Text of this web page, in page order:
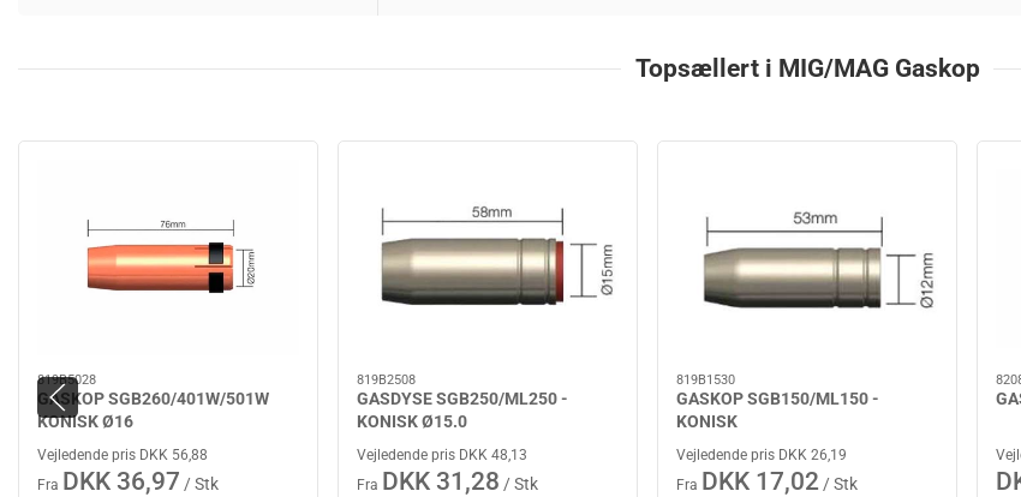
Topsællert i MIG/MAG Gaskop
819B5028
GASKOP SGB260/401W/501W
KONISK Ø16
Vejledende pris DKK 56,88
Fra DKK 36,97 / Stk
819B2508
GASDYSE SGB250/ML250 -
KONISK Ø15.0
Vejledende pris DKK 48,13
Fra DKK 31,28 / Stk
819B1530
GASKOP SGB150/ML150 -
KONISK
Vejledende pris DKK 26,19
Fra DKK 17,02 / Stk